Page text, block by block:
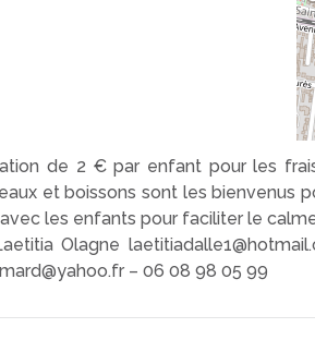
de 2 € par enfant pour les
et boissons sont les bienvenus
les enfants pour faciliter le
Olagne
– 06 08 98 05 99